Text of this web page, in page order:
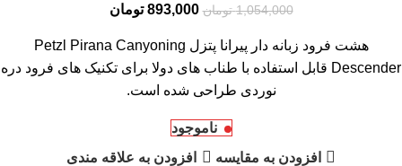
1,054,000 تومان 893,000 تومان
هشت فرود زبانه دار پیرانا پتزل Petzl Pirana Canyoning
Descender قابل استفاده با طناب های دولا برای تکنیک های فرود دره
نوردی طراحی شده است.
ناموجود
افزودن به مقایسه
افزودن به علاقه مندی